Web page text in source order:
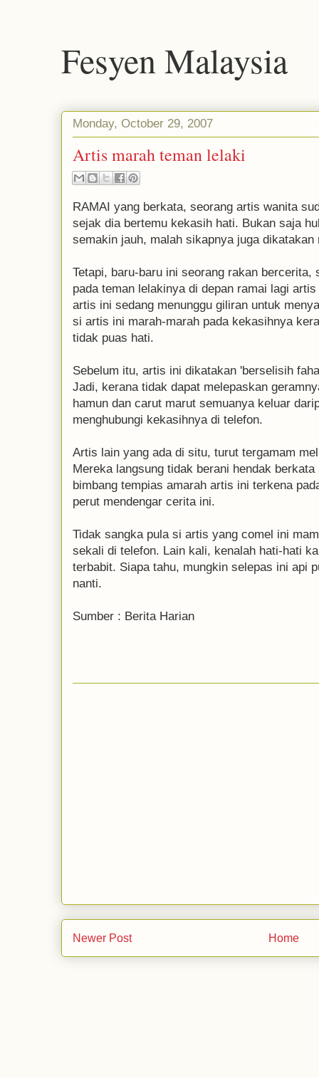
Fesyen Malaysia
Monday, October 29, 2007
Artis marah teman lelaki
RAMAI yang berkata, seorang artis wanita
sejak dia bertemu kekasih hati. Bukan saja
semakin jauh, malah sikapnya juga dikatakan
Tetapi, baru-baru ini seorang rakan
pada teman lelakinya di depan ramai lagi
artis ini sedang menunggu giliran untuk
si artis ini marah-marah pada kekasihnya
tidak puas hati.
Sebelum itu, artis ini dikatakan 'berselisih
Jadi, kerana tidak dapat melepaskan
hamun dan carut marut semuanya keluar
menghubungi kekasihnya di telefon.
Artis lain yang ada di situ, turut tergamam
Mereka langsung tidak berani hendak
bimbang tempias amarah artis ini terkena
perut mendengar cerita ini.
Tidak sangka pula si artis yang comel ini
sekali di telefon. Lain kali, kenalah hati-hati
terbabit. Siapa tahu, mungkin selepas ini api
nanti.
Sumber : Berita Harian
Newer Post Home